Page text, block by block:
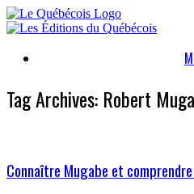
Skip
to
Tag Archives: Robert
Connaître Mugabe et